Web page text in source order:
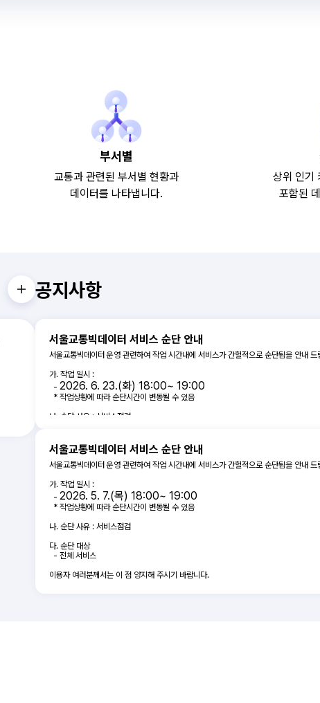
부서별
교통과 관련된 부서별 현황과
데이터를 나타냅니다.
상위 인기
포함된
공지사항
서울교통빅데이터 서비스 순단 안내
서울교통빅데이터 운영 관련하여 작업 시간내에 서비스가 간헐적으로 순단됨을 안내 드
가. 작업 일시 :
- 2026. 6. 23.(화) 18:00~ 19:00
* 작업상황에 따라 순단시간이 변동될 수 있음
나. 순단 사유 : 서비스점검
- 전체 서비스
이용자 여러분께서는 이 점 양지해 주시기 바랍니다.
서울교통빅데이터 서비스 순단 안내
서울교통빅데이터 운영 관련하여 작업 시간내에 서비스가 간헐적으로 순단됨을 안내 드
가. 작업 일시 :
- 2026. 5. 7.(목) 18:00~ 19:00
* 작업상황에 따라 순단시간이 변동될 수 있음
나. 순단 사유 : 서비스점검
다. 순단 대상
- 전체 서비스
이용자 여러분께서는 이 점 양지해 주시기 바랍니다.